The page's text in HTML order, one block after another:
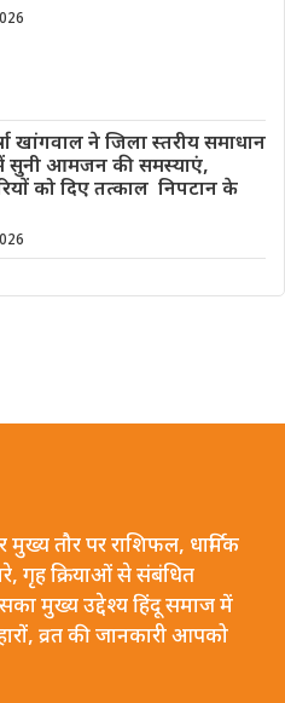
खांगवाल ने जिला स्तरीय समाधान
सुनी आमजन की समस्याएं,
को दिए तत्काल निपटान के
तौर पर राशिफल, धार्मिक
गृह क्रियाओं से संबंधित
मुख्य उद्देश्य हिंदू समाज में
व्रत की जानकारी आपको